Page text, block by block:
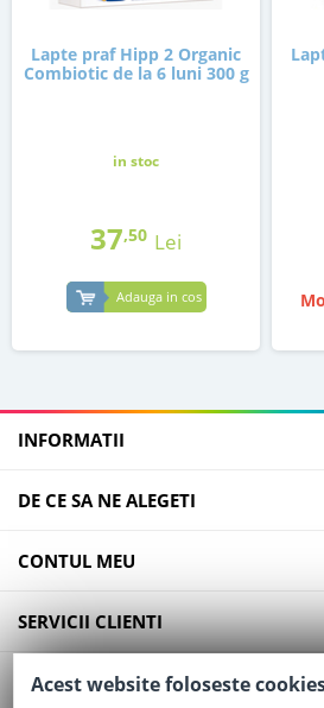
Lapte praf Hipp 2 Organic
Combiotic de la 6 luni 300 g
in stoc
37,50 Lei
Adauga in cos
INFORMATII
DE CE SA NE ALEGETI
CONTUL MEU
SERVICII CLIENTI
CONTACT
Acest website foloseste